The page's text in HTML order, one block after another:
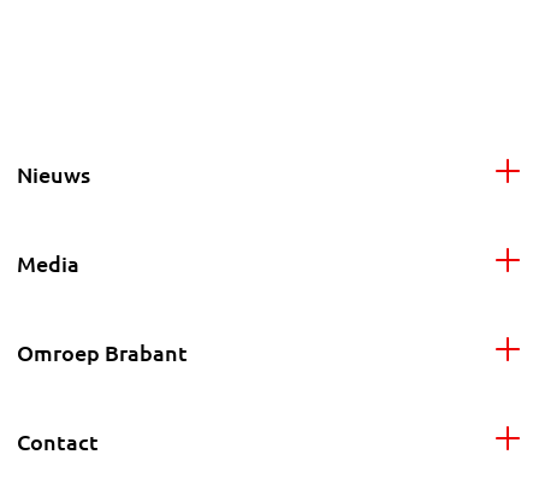
Nieuws
Media
Omroep Brabant
Contact